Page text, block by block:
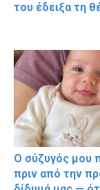
του έδειξα τη
Ο σύζυγός μου
πριν από την